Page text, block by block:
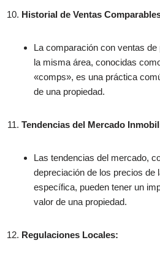
Historial de Ventas
La comparación con ventas
la misma área, conocidas
«comps», es una práctica
de una propiedad.
Tendencias del Mercado
Las tendencias del mercado,
depreciación de los precios de
específica, pueden tener un
valor de una propiedad.
Regulaciones Locales: